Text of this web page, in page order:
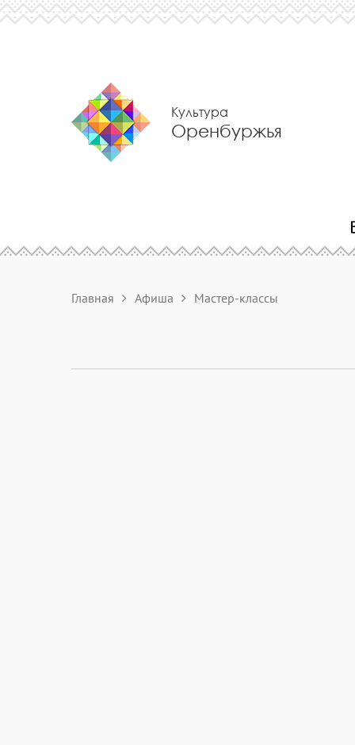
Культура
Оренбуржья
Главная Афиша Мастер-классы